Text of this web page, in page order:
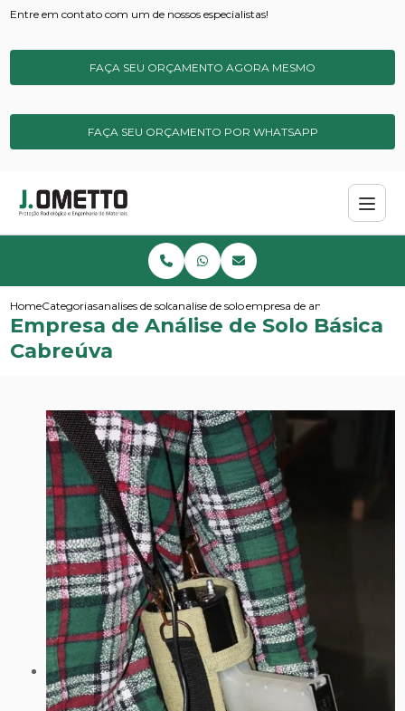
Entre em contato com um de nossos especialistas!
FAÇA SEU ORÇAMENTO AGORA MESMO
FAÇA SEU ORÇAMENTO POR WHATSAPP
HomeCategoriasanalises de solos e sedimentos
analise de solo basicaempresa de analise de solo
Empresa de Análise de Solo Básica
Cabreúva